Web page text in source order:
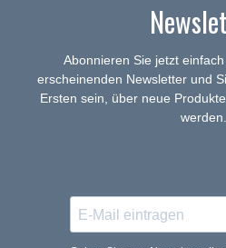
Abonnieren Sie jetzt
erscheinenden Newsletter und
Ersten sein, über neue
werden.